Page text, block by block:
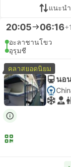
แนะนำ
20:05 06:16+1
อะลาชานโขว
อุรุมชี
คลาสยอดนิยม
นอ